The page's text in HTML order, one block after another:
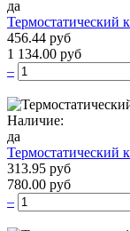
да
Термостатический
456.44 руб
1 134.00 руб
–
Наличие:
да
Термостатический
313.95 руб
780.00 руб
–